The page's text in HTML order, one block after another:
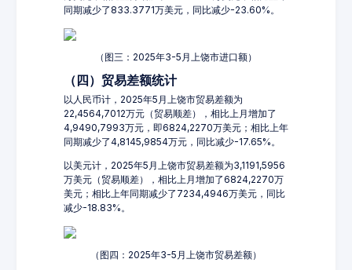
同期减少了833.3771万美元，同比减少-23.60%。
（图三：2025年3-5月上饶市进口额）
（四）贸易差额统计
以人民币计，2025年5月上饶市贸易差额为
22,4564,7012万元（贸易顺差），相比上月增加了
4,9490,7993万元，即6824,2270万美元；相比上年
同期减少了4,8145,9854万元，同比减少-17.65%。
以美元计，2025年5月上饶市贸易差额为3,1191,5956
万美元（贸易顺差），相比上月增加了6824,2270万
美元；相比上年同期减少了7234,4946万美元，同比
减少-18.83%。
（图四：2025年3-5月上饶市贸易差额）